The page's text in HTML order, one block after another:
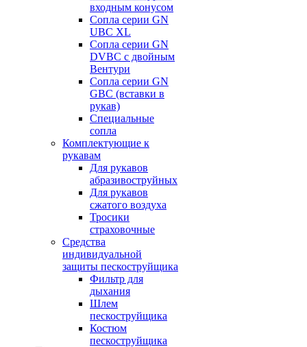
входным конусом
Сопла серии GN
UBC XL
Сопла серии GN
DVBC с двойным
Вентури
Сопла серии GN
GBC (вставки в
рукав)
Специальные
сопла
Комплектующие к
рукавам
Для рукавов
абразивоструйных
Для рукавов
сжатого воздуха
Тросики
страховочные
Средства
индивидуальной
защиты пескоструйщика
Фильтр для
дыхания
Шлем
пескоструйщика
Костюм
пескоструйщика